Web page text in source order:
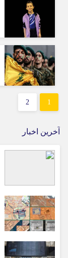
1
2
آخرین اخبار